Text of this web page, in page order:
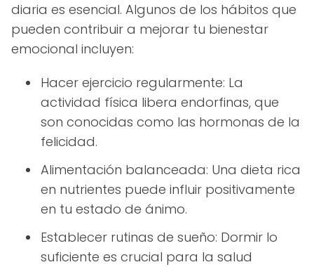
diaria es esencial. Algunos de los hábitos que
pueden contribuir a mejorar tu bienestar
emocional incluyen:
Hacer ejercicio regularmente: La
actividad física libera endorfinas, que
son conocidas como las hormonas de la
felicidad.
Alimentación balanceada: Una dieta rica
en nutrientes puede influir positivamente
en tu estado de ánimo.
Establecer rutinas de sueño: Dormir lo
suficiente es crucial para la salud